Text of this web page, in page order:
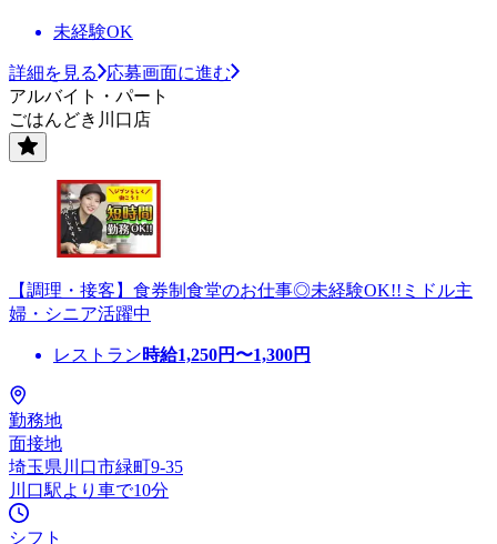
未経験OK
詳細を見る
応募画面に進む
アルバイト・パート
ごはんどき川口店
【調理・接客】食券制食堂のお仕事◎未経験OK!!ミドル主
婦・シニア活躍中
レストラン時給1,250円〜1,300円
勤務地
面接地
埼玉県川口市緑町9-35
川口駅より車で10分
シフト